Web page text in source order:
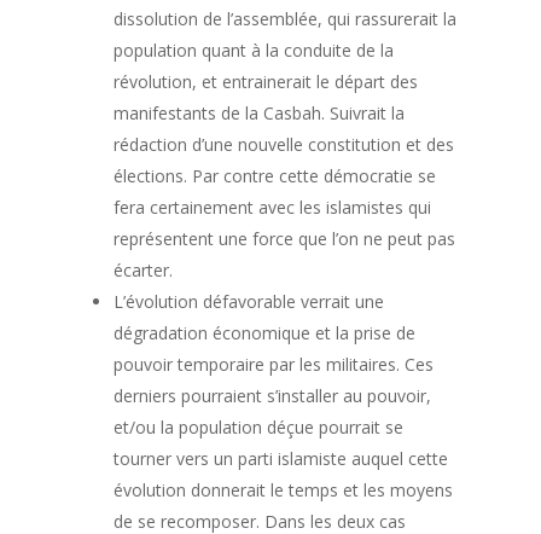
dissolution de l’assemblée, qui rassurerait la
population quant à la conduite de la
révolution, et entrainerait le départ des
manifestants de la Casbah. Suivrait la
rédaction d’une nouvelle constitution et des
élections. Par contre cette démocratie se
fera certainement avec les islamistes qui
représentent une force que l’on ne peut pas
écarter.
L’évolution défavorable verrait une
dégradation économique et la prise de
pouvoir temporaire par les militaires. Ces
derniers pourraient s’installer au pouvoir,
et/ou la population déçue pourrait se
tourner vers un parti islamiste auquel cette
évolution donnerait le temps et les moyens
de se recomposer. Dans les deux cas